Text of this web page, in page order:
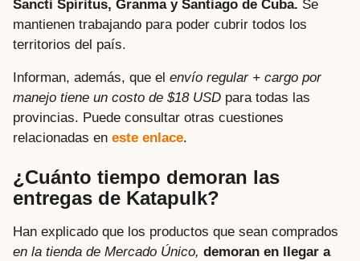
Sancti Spíritus, Granma y Santiago de Cuba. Se
mantienen trabajando para poder cubrir todos los
territorios del país.
Informan, además, que el envío regular + cargo por
manejo tiene un costo de $18 USD para todas las
provincias. Puede consultar otras cuestiones
relacionadas en este enlace.
¿Cuánto tiempo demoran las
entregas de Katapulk?
Han explicado que los productos que sean comprados
en la tienda de Mercado Único, demoran en llegar a